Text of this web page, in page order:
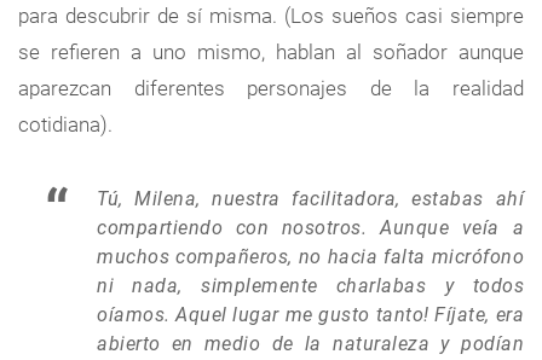
para descubrir de sí misma. (Los sueños casi siempre
se refieren a uno mismo, hablan al soñador aunque
aparezcan diferentes personajes de la realidad
cotidiana).
Tú, Milena, nuestra facilitadora, estabas ahí
compartiendo con nosotros. Aunque veía a
muchos compañeros, no hacia falta micrófono
ni nada, simplemente charlabas y todos
oíamos. Aquel lugar me gusto tanto! Fíjate, era
abierto en medio de la naturaleza y podían